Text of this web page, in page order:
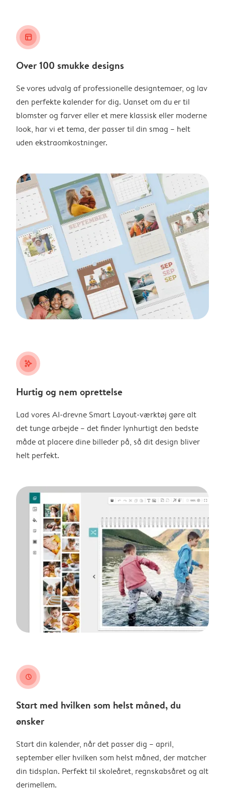
layout_alt
Over 100 smukke designs
Se vores udvalg af professionelle designtemaer, og lav
den perfekte kalender for dig. Uanset om du er til
blomster og farver eller et mere klassisk eller moderne
look, har vi et tema, der passer til din smag – helt
uden ekstraomkostninger.
stars_plus
Hurtig og nem oprettelse
Lad vores AI-drevne Smart Layout-værktøj gøre alt
det tunge arbejde – det finder lynhurtigt den bedste
måde at placere dine billeder på, så dit design bliver
helt perfekt.
clock
Start med hvilken som helst måned, du
ønsker
Start din kalender, når det passer dig – april,
september eller hvilken som helst måned, der matcher
din tidsplan. Perfekt til skoleåret, regnskabsåret og alt
derimellem.